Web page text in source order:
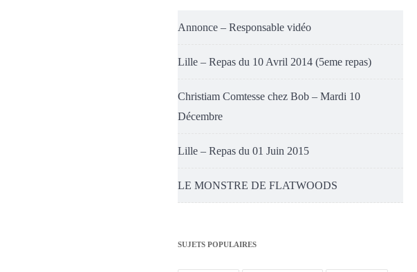
Annonce – Responsable vidéo
Lille – Repas du 10 Avril 2014 (5eme repas)
Christiam Comtesse chez Bob – Mardi 10
Décembre
Lille – Repas du 01 Juin 2015
LE MONSTRE DE FLATWOODS
SUJETS POPULAIRES